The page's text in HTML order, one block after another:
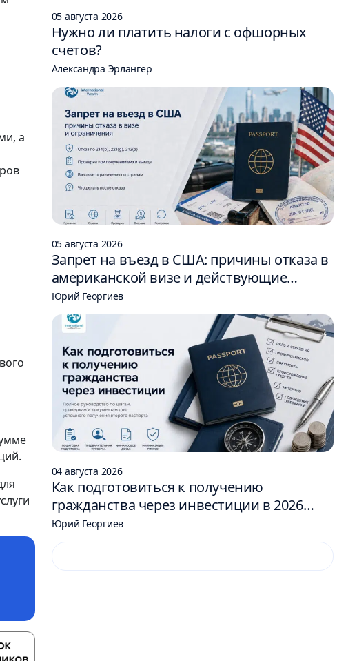
а
05 августа 2026
Нужно ли платить налоги с офшорных
счетов?
Александра Эрлангер
05 августа 2026
Запрет на въезд в США: причины отказа в
американской визе и действующие
ограничения
Юрий Георгиев
04 августа 2026
Как подготовиться к получению
гражданства через инвестиции в 2026
году: 6 шагов
Юрий Георгиев